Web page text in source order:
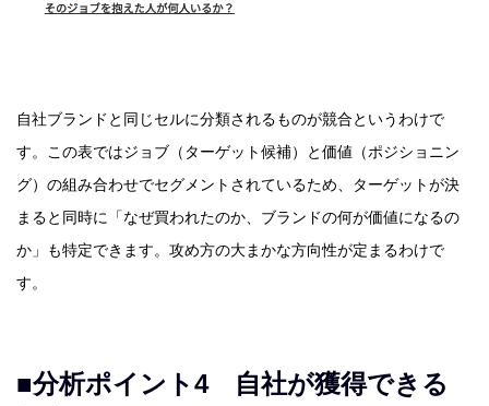
自社ブランドと同じセルに分類されるものが競合というわけで
す。この表ではジョブ（ターゲット候補）と価値（ポジショニン
グ）の組み合わせでセグメントされているため、ターゲットが決
まると同時に「なぜ買われたのか、ブランドの何が価値になるの
か」も特定できます。攻め方の大まかな方向性が定まるわけで
す。
■分析ポイント4 自社が獲得できる